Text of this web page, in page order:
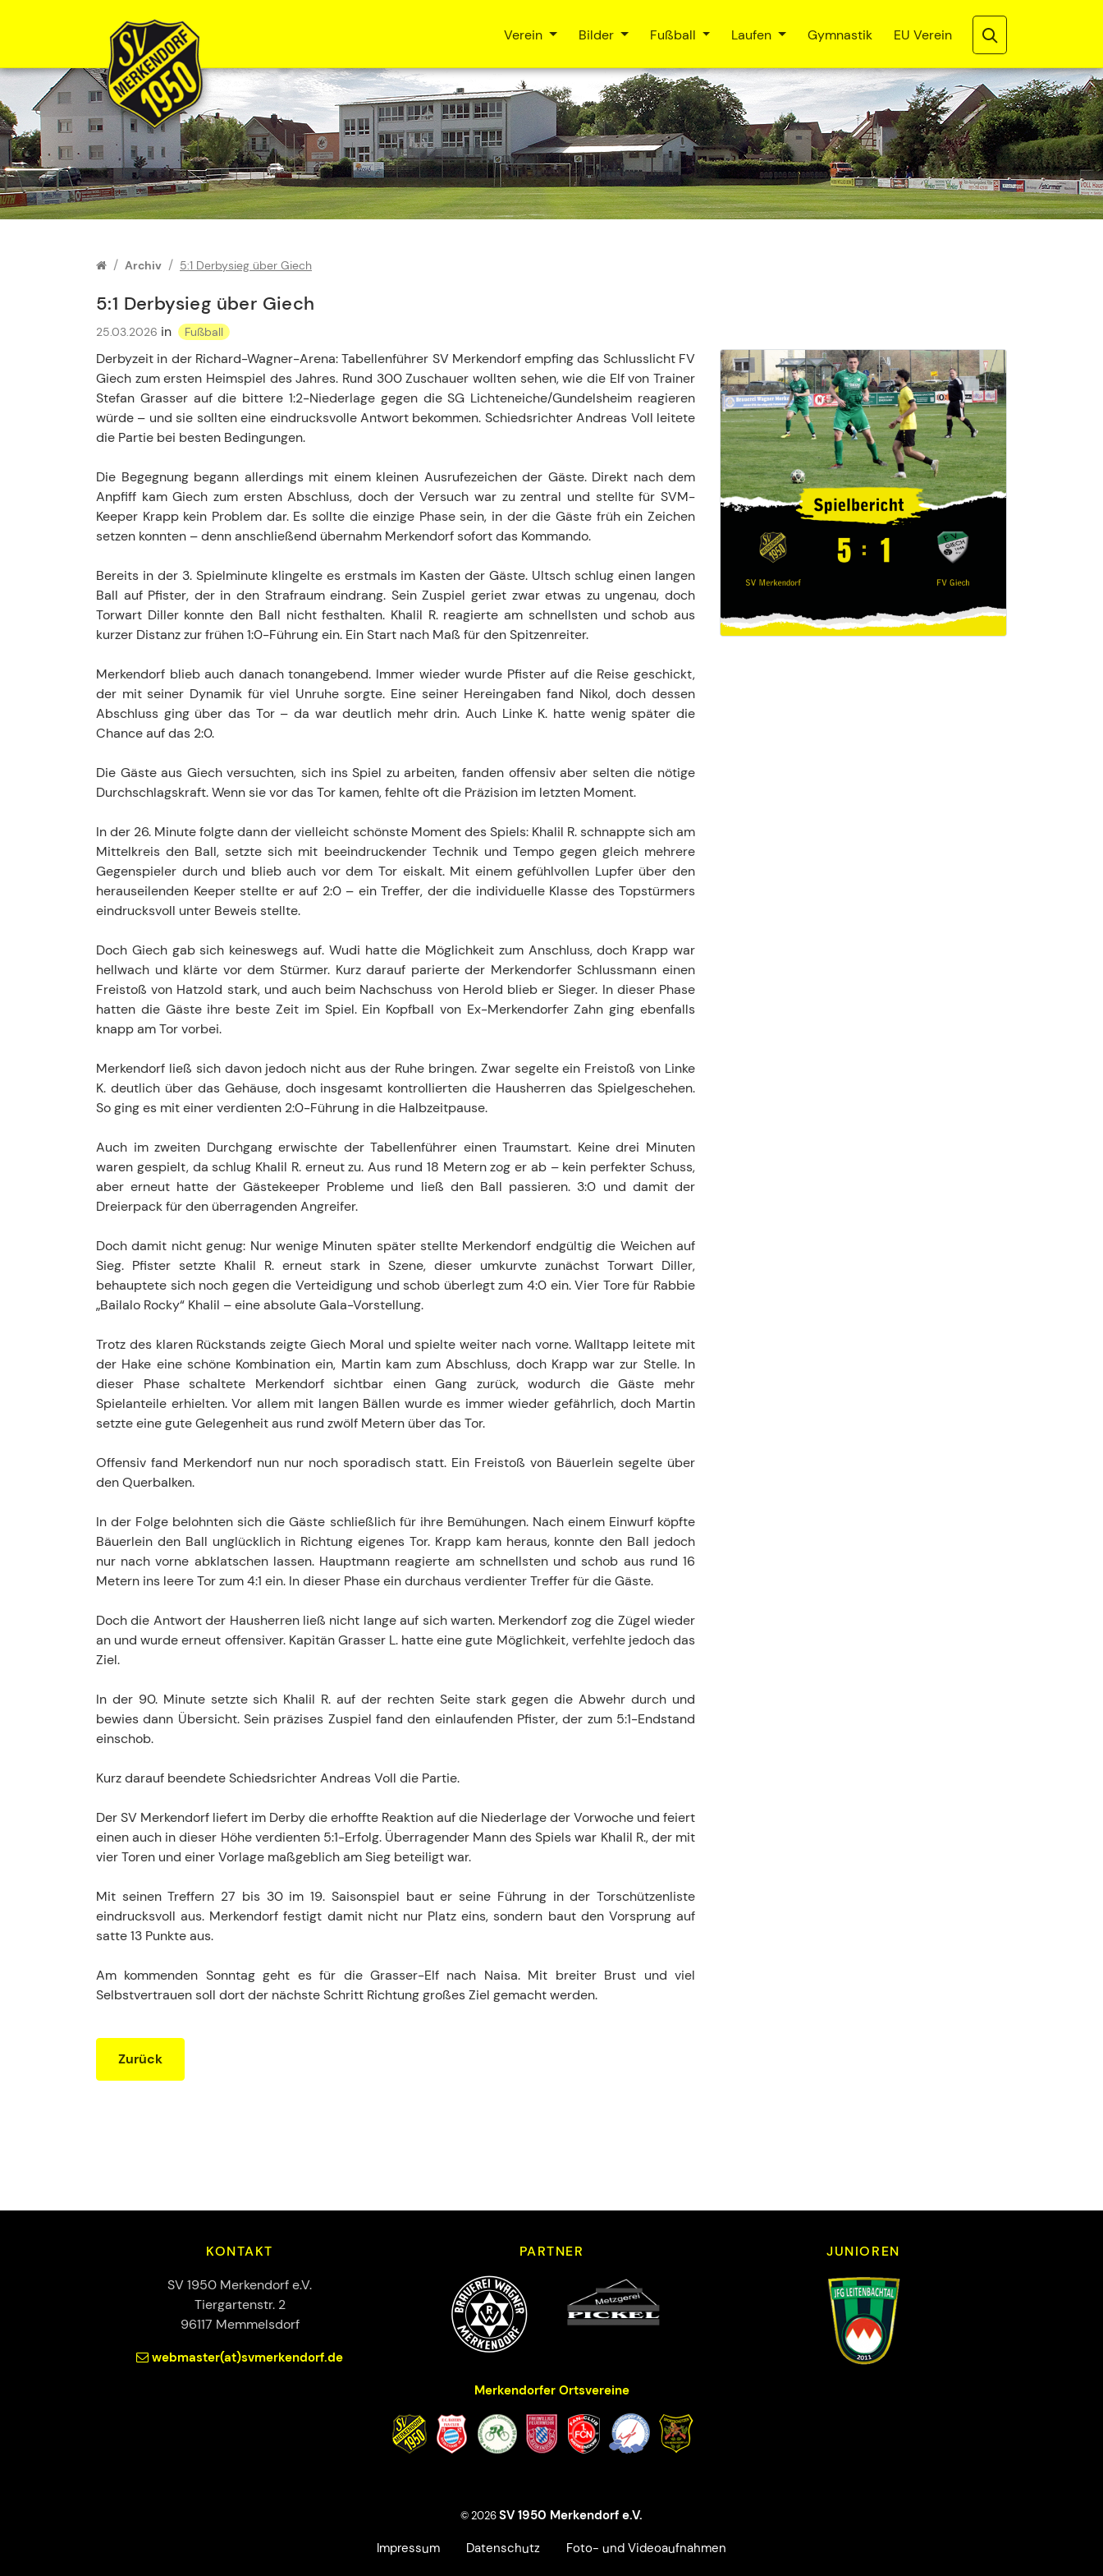
Zum Inhalt springen
Verein Bilder Fußball Laufen Gymnastik EU Verein
Archiv 5:1 Derbysieg über Giech
5:1 Derbysieg über Giech
25.03.2026 in Fußball
Derbyzeit in der Richard-Wagner-Arena: Tabellenführer SV Merkendorf empfing das Schlusslicht FV
Giech zum ersten Heimspiel des Jahres. Rund 300 Zuschauer wollten sehen, wie die Elf von Trainer
Stefan Grasser auf die bittere 1:2-Niederlage gegen die SG Lichteneiche/Gundelsheim reagieren
würde – und sie sollten eine eindrucksvolle Antwort bekommen. Schiedsrichter Andreas Voll leitete
die Partie bei besten Bedingungen.
Die Begegnung begann allerdings mit einem kleinen Ausrufezeichen der Gäste. Direkt nach dem
Anpfiff kam Giech zum ersten Abschluss, doch der Versuch war zu zentral und stellte für SVM-
Keeper Krapp kein Problem dar. Es sollte die einzige Phase sein, in der die Gäste früh ein Zeichen
setzen konnten – denn anschließend übernahm Merkendorf sofort das Kommando.
Bereits in der 3. Spielminute klingelte es erstmals im Kasten der Gäste. Ultsch schlug einen langen
Ball auf Pfister, der in den Strafraum eindrang. Sein Zuspiel geriet zwar etwas zu ungenau, doch
Torwart Diller konnte den Ball nicht festhalten. Khalil R. reagierte am schnellsten und schob aus
kurzer Distanz zur frühen 1:0-Führung ein. Ein Start nach Maß für den Spitzenreiter.
Merkendorf blieb auch danach tonangebend. Immer wieder wurde Pfister auf die Reise geschickt,
der mit seiner Dynamik für viel Unruhe sorgte. Eine seiner Hereingaben fand Nikol, doch dessen
Abschluss ging über das Tor – da war deutlich mehr drin. Auch Linke K. hatte wenig später die
Chance auf das 2:0.
Die Gäste aus Giech versuchten, sich ins Spiel zu arbeiten, fanden offensiv aber selten die nötige
Durchschlagskraft. Wenn sie vor das Tor kamen, fehlte oft die Präzision im letzten Moment.
In der 26. Minute folgte dann der vielleicht schönste Moment des Spiels: Khalil R. schnappte sich am
Mittelkreis den Ball, setzte sich mit beeindruckender Technik und Tempo gegen gleich mehrere
Gegenspieler durch und blieb auch vor dem Tor eiskalt. Mit einem gefühlvollen Lupfer über den
herauseilenden Keeper stellte er auf 2:0 – ein Treffer, der die individuelle Klasse des Topstürmers
eindrucksvoll unter Beweis stellte.
Doch Giech gab sich keineswegs auf. Wudi hatte die Möglichkeit zum Anschluss, doch Krapp war
hellwach und klärte vor dem Stürmer. Kurz darauf parierte der Merkendorfer Schlussmann einen
Freistoß von Hatzold stark, und auch beim Nachschuss von Herold blieb er Sieger. In dieser Phase
hatten die Gäste ihre beste Zeit im Spiel. Ein Kopfball von Ex-Merkendorfer Zahn ging ebenfalls
knapp am Tor vorbei.
Merkendorf ließ sich davon jedoch nicht aus der Ruhe bringen. Zwar segelte ein Freistoß von Linke
K. deutlich über das Gehäuse, doch insgesamt kontrollierten die Hausherren das Spielgeschehen.
So ging es mit einer verdienten 2:0-Führung in die Halbzeitpause.
Auch im zweiten Durchgang erwischte der Tabellenführer einen Traumstart. Keine drei Minuten
waren gespielt, da schlug Khalil R. erneut zu. Aus rund 18 Metern zog er ab – kein perfekter Schuss,
aber erneut hatte der Gästekeeper Probleme und ließ den Ball passieren. 3:0 und damit der
Dreierpack für den überragenden Angreifer.
Doch damit nicht genug: Nur wenige Minuten später stellte Merkendorf endgültig die Weichen auf
Sieg. Pfister setzte Khalil R. erneut stark in Szene, dieser umkurvte zunächst Torwart Diller,
behauptete sich noch gegen die Verteidigung und schob überlegt zum 4:0 ein. Vier Tore für Rabbie
„Bailalo Rocky“ Khalil – eine absolute Gala-Vorstellung.
Trotz des klaren Rückstands zeigte Giech Moral und spielte weiter nach vorne. Walltapp leitete mit
der Hake eine schöne Kombination ein, Martin kam zum Abschluss, doch Krapp war zur Stelle. In
dieser Phase schaltete Merkendorf sichtbar einen Gang zurück, wodurch die Gäste mehr
Spielanteile erhielten. Vor allem mit langen Bällen wurde es immer wieder gefährlich, doch Martin
setzte eine gute Gelegenheit aus rund zwölf Metern über das Tor.
Offensiv fand Merkendorf nun nur noch sporadisch statt. Ein Freistoß von Bäuerlein segelte über
den Querbalken.
In der Folge belohnten sich die Gäste schließlich für ihre Bemühungen. Nach einem Einwurf köpfte
Bäuerlein den Ball unglücklich in Richtung eigenes Tor. Krapp kam heraus, konnte den Ball jedoch
nur nach vorne abklatschen lassen. Hauptmann reagierte am schnellsten und schob aus rund 16
Metern ins leere Tor zum 4:1 ein. In dieser Phase ein durchaus verdienter Treffer für die Gäste.
Doch die Antwort der Hausherren ließ nicht lange auf sich warten. Merkendorf zog die Zügel wieder
an und wurde erneut offensiver. Kapitän Grasser L. hatte eine gute Möglichkeit, verfehlte jedoch das
Ziel.
In der 90. Minute setzte sich Khalil R. auf der rechten Seite stark gegen die Abwehr durch und
bewies dann Übersicht. Sein präzises Zuspiel fand den einlaufenden Pfister, der zum 5:1-Endstand
einschob.
Kurz darauf beendete Schiedsrichter Andreas Voll die Partie.
Der SV Merkendorf liefert im Derby die erhoffte Reaktion auf die Niederlage der Vorwoche und feiert
einen auch in dieser Höhe verdienten 5:1-Erfolg. Überragender Mann des Spiels war Khalil R., der mit
vier Toren und einer Vorlage maßgeblich am Sieg beteiligt war.
Mit seinen Treffern 27 bis 30 im 19. Saisonspiel baut er seine Führung in der Torschützenliste
eindrucksvoll aus. Merkendorf festigt damit nicht nur Platz eins, sondern baut den Vorsprung auf
satte 13 Punkte aus.
Am kommenden Sonntag geht es für die Grasser-Elf nach Naisa. Mit breiter Brust und viel
Selbstvertrauen soll dort der nächste Schritt Richtung großes Ziel gemacht werden.
Zurück
KONTAKT
SV 1950 Merkendorf e.V.
Tiergartenstr. 2
96117 Memmelsdorf
webmaster(at)svmerkendorf.de
PARTNER JUNIOREN
Merkendorfer Ortsvereine
© 2026SV 1950 Merkendorf e.V.
Impressum
Datenschutz Foto- und Videoaufnahmen